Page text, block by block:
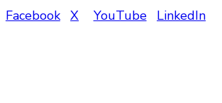
Facebook X YouTube LinkedIn